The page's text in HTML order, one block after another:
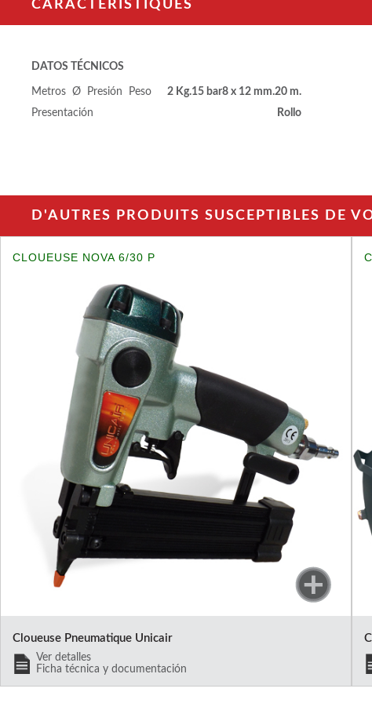
CARACTÉRISTIQUES
DATOS TÉCNICOS
Metros 20 m.
Ø 8 x 12 mm.
Presión 15 bar
Peso
2 Kg.
Presentación
Rollo
D'AUTRES PRODUITS SUSCEPTIBLES DE
CLOUEUSE NOVA 6/30 P
Cloueuse Pneumatique Unicair
Ver detalles
Ficha técnica y documentación